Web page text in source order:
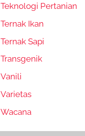
Teknologi Pertanian
Ternak Ikan
Ternak Sapi
Transgenik
Vanili
Varietas
Wacana